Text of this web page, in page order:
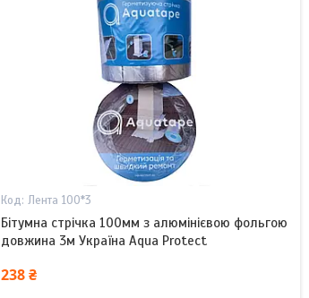
Лента 100*3
Бітумна стрічка 100мм з алюмінієвою фольгою
довжина 3м Україна Aqua Protect
238 ₴